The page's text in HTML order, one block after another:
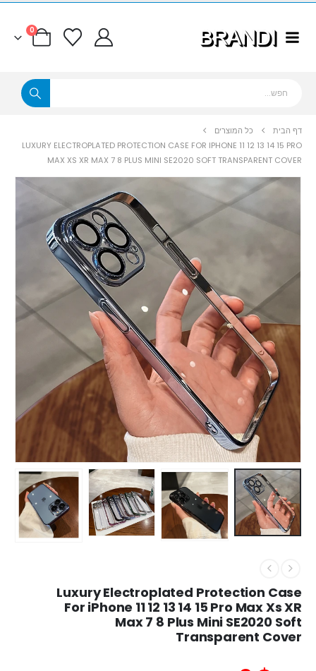
0
דף הבית
כל המוצרים
LUXURY ELECTROPLATED PROTECTION CASE FOR IPHONE 11 12 13 14 15 PRO
MAX XS XR MAX 7 8 PLUS MINI SE2020 SOFT TRANSPARENT COVER
Luxury Electroplated Protection Case
For iPhone 11 12 13 14 15 Pro Max Xs XR
Max 7 8 Plus Mini SE2020 Soft
Transparent Cover